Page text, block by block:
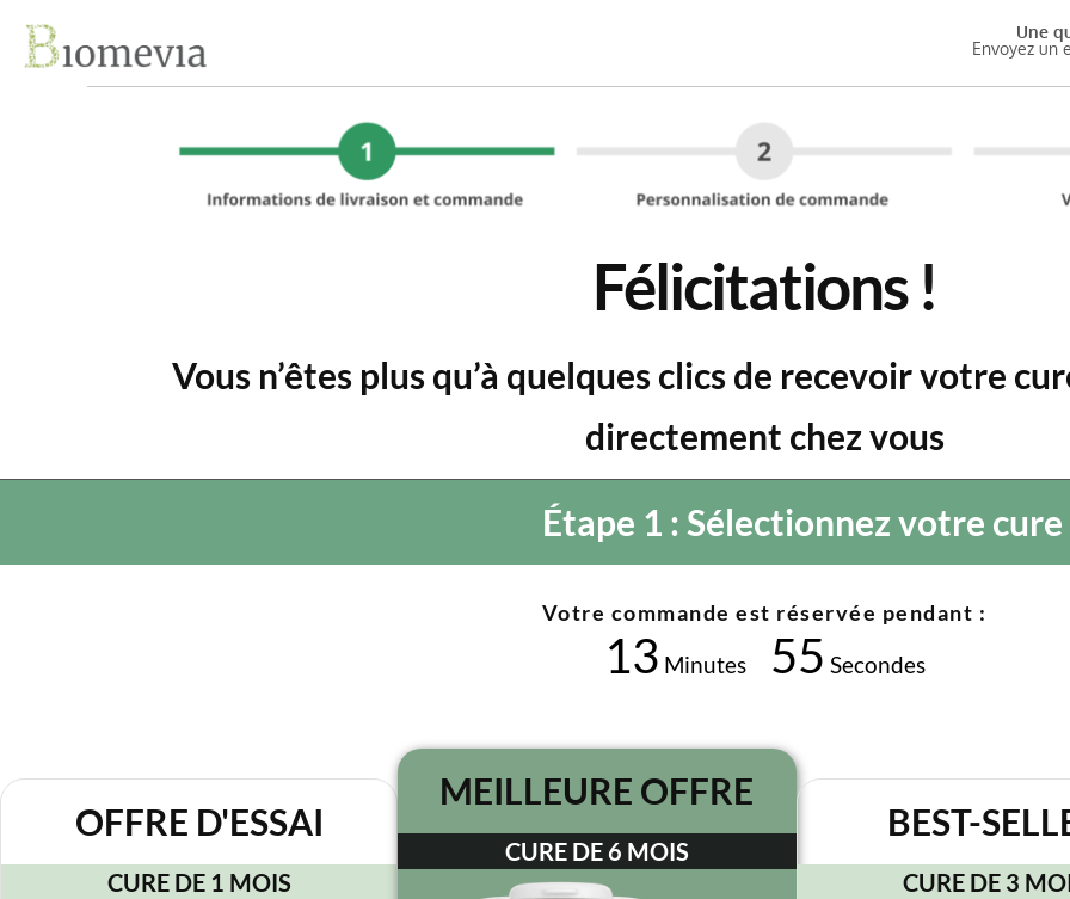
Une
Envoyez un
Félicitations !
Vous n’êtes plus qu’à quelques clics de recevoir votre
directement chez vous
Étape 1 : Sélectionnez votre cure
Votre commande est réservée pendant :
13 Minutes 54 Secondes
OFFRE D'ESSAI
CURE DE 1 MOIS
MEILLEURE OFFRE
CURE DE 6 MOIS
BEST-
CURE DE 3